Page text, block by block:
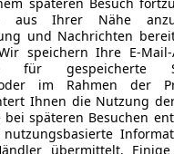
aus Ihrer Nähe
und Nachrichten
speichern Ihre E-Mail-
gespeicherte
im Rahmen der
Ihnen die Nutzung
bei späteren Besuchen
übermittelt. Einige